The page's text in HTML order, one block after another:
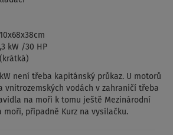
kW /30 HP
není třeba kapitánský průkaz. U motorů
vnitrozemských vodách v zahraničí třeba
na moři k tomu ještě Mezinárodní
moři, případně Kurz na vysílačku.